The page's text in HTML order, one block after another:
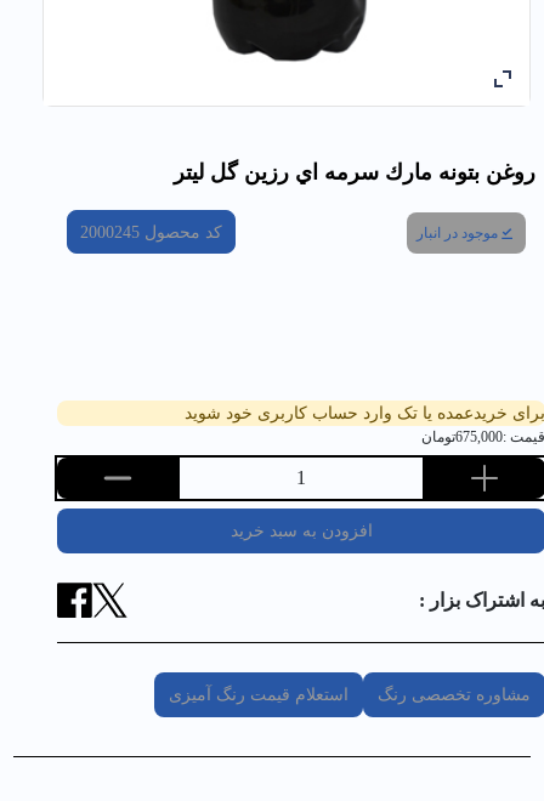
روغن بتونه مارك سرمه اي رزين گل ليتر
موجود در انبار کد محصول 2000245
برای خریدعمده یا تک وارد حساب کاربری خود شوید
قیمت :675,000تومان
1
افزودن به سبد خرید
به اشتراک بزار :
مشاوره تخصصی رنگ استعلام قیمت رنگ آمیزی